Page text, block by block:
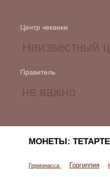
Центр чеканки
Правитель
МОНЕТЫ:
Гермонасса Горгиппия